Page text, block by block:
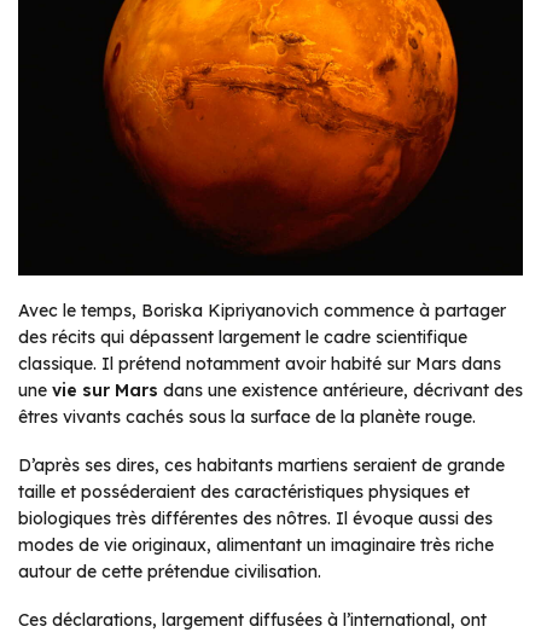
Avec le temps, Boriska Kipriyanovich commence à partager
des récits qui dépassent largement le cadre scientifique
classique. Il prétend notamment avoir habité sur Mars dans
une vie sur Mars dans une existence antérieure, décrivant des
êtres vivants cachés sous la surface de la planète rouge.
D’après ses dires, ces habitants martiens seraient de grande
taille et posséderaient des caractéristiques physiques et
biologiques très différentes des nôtres. Il évoque aussi des
modes de vie originaux, alimentant un imaginaire très riche
autour de cette prétendue civilisation.
Ces déclarations, largement diffusées à l’international, ont